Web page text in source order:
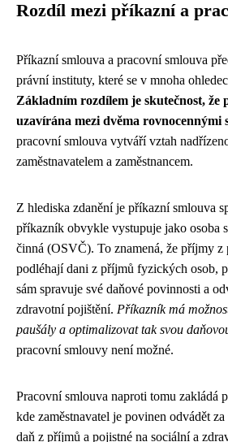
Rozdíl mezi příkazní a
Příkazní smlouva a pracovní smlouva
právní instituty, které se v mnoha
Základním rozdílem je skutečnost, že
uzavírána mezi dvěma rovnocennými
pracovní smlouva vytváří vztah
zaměstnavatelem a zaměstnancem.
Z hlediska zdanění je příkazní smlouva
příkazník obvykle vystupuje jako osoba
činná (OSVČ). To znamená, že příjmy
podléhají dani z příjmů fyzických osob,
sám spravuje své daňové povinnosti a
zdravotní pojištění. Příkazník má
paušály a optimalizovat tak svou
pracovní smlouvy není možné.
Pracovní smlouva naproti tomu zakládá
kde zaměstnavatel je povinen odvádět
daň z příjmů a pojistné na sociální a